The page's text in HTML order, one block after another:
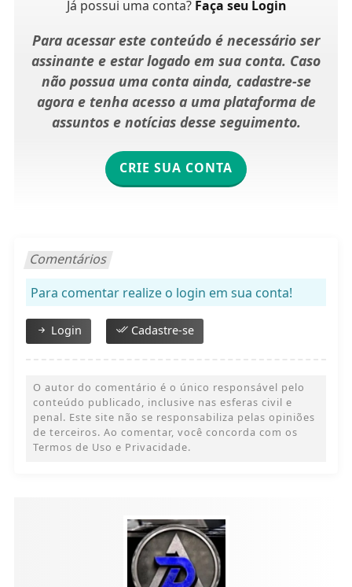
Já possui uma conta? Faça seu Login
Para acessar este conteúdo é necessário ser
assinante e estar logado em sua conta. Caso
não possua uma conta ainda, cadastre-se
agora e tenha acesso a uma plataforma de
assuntos e notícias desse seguimento.
CRIE SUA CONTA
Comentários
Para comentar realize o login em sua conta!
Login Cadastre-se
O autor do comentário é o único responsável pelo
conteúdo publicado, inclusive nas esferas civil e
penal. Este site não se responsabiliza pelas opiniões
de terceiros. Ao comentar, você concorda com os
Termos de Uso e Privacidade.